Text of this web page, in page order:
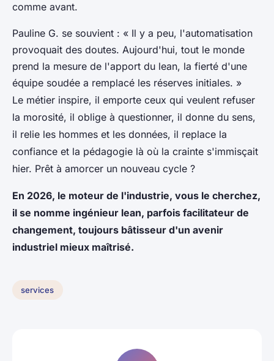
comme avant.
Pauline G. se souvient : « Il y a peu, l'automatisation
provoquait des doutes. Aujourd'hui, tout le monde
prend la mesure de l'apport du lean, la fierté d'une
équipe soudée a remplacé les réserves initiales. »
Le métier inspire, il emporte ceux qui veulent refuser
la morosité, il oblige à questionner, il donne du sens,
il relie les hommes et les données, il replace la
confiance et la pédagogie là où la crainte s'immisçait
hier. Prêt à amorcer un nouveau cycle ?
En 2026, le moteur de l'industrie, vous le cherchez,
il se nomme ingénieur lean, parfois facilitateur de
changement, toujours bâtisseur d'un avenir
industriel mieux maîtrisé.
services